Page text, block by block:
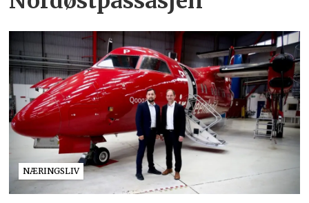
NÆRINGSLIV